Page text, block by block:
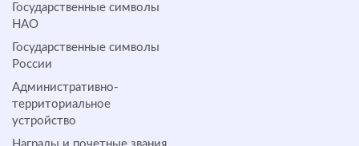
Государственные символы
НАО
Государственные символы
России
Административно-
территориальное
устройство